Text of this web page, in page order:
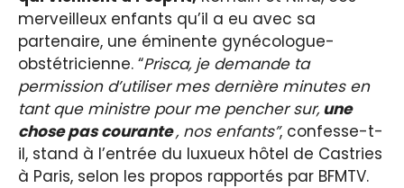
merveilleux enfants qu’il a eu avec sa
partenaire, une éminente gynécologue-
obstétricienne. “Prisca, je demande ta
permission d’utiliser mes dernière minutes en
tant que ministre pour me pencher sur, une
chose pas courante, nos enfants”, confesse-t-
il, stand à l’entrée du luxueux hôtel de Castries
à Paris, selon les propos rapportés par BFMTV.